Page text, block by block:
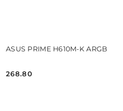
ASUS PRIME H610M-K ARGB
Cena:
268.80